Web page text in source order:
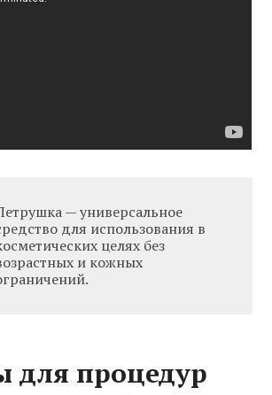
— универсальное
для использования в
целях без
и кожных
для процедур